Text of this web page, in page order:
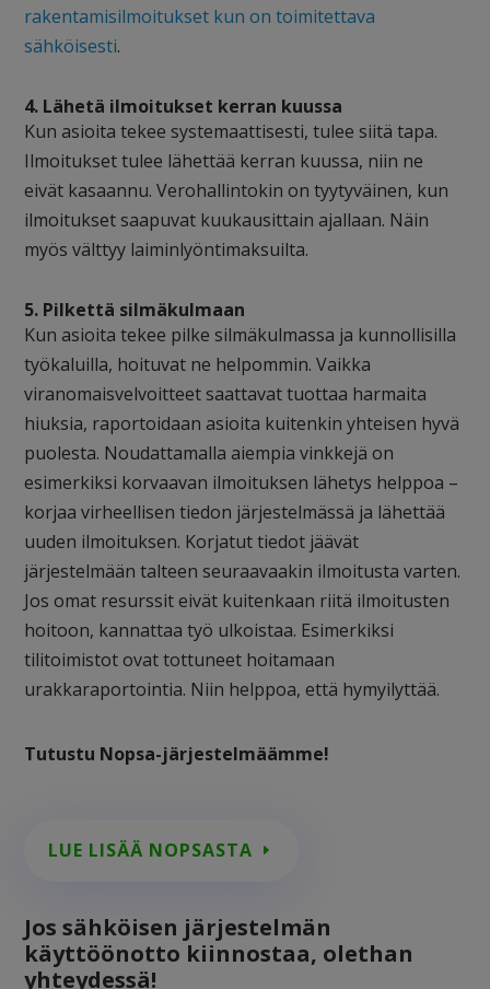
rakentamisilmoitukset kun on toimitettava
sähköisesti.
4. Lähetä ilmoitukset kerran kuussa
Kun asioita tekee systemaattisesti, tulee siitä tapa.
Ilmoitukset tulee lähettää kerran kuussa, niin ne
eivät kasaannu. Verohallintokin on tyytyväinen, kun
ilmoitukset saapuvat kuukausittain ajallaan. Näin
myös välttyy laiminlyöntimaksuilta.
5. Pilkettä silmäkulmaan
Kun asioita tekee pilke silmäkulmassa ja kunnollisilla
työkaluilla, hoituvat ne helpommin. Vaikka
viranomaisvelvoitteet saattavat tuottaa harmaita
hiuksia, raportoidaan asioita kuitenkin yhteisen hyvä
puolesta. Noudattamalla aiempia vinkkejä on
esimerkiksi korvaavan ilmoituksen lähetys helppoa –
korjaa virheellisen tiedon järjestelmässä ja lähettää
uuden ilmoituksen. Korjatut tiedot jäävät
järjestelmään talteen seuraavaakin ilmoitusta varten.
Jos omat resurssit eivät kuitenkaan riitä ilmoitusten
hoitoon, kannattaa työ ulkoistaa. Esimerkiksi
tilitoimistot ovat tottuneet hoitamaan
urakkaraportointia. Niin helppoa, että hymyilyttää.
Tutustu Nopsa-järjestelmäämme!
LUE LISÄÄ NOPSASTA
Jos sähköisen järjestelmän
käyttöönotto kiinnostaa, olethan
yhteydessä!